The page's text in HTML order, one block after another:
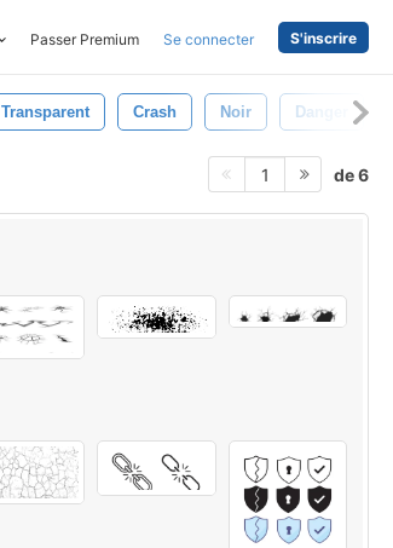
Passer Premium Se connecter S'inscrire
Transparent Crash Noir Danger
1 de 6